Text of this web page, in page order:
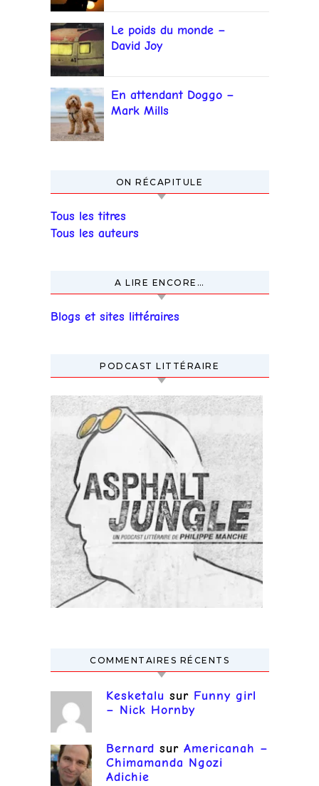
Le poids du monde –
David Joy
En attendant Doggo –
Mark Mills
ON RÉCAPITULE
Tous les titres
Tous les auteurs
A LIRE ENCORE…
Blogs et sites littéraires
PODCAST LITTÉRAIRE
COMMENTAIRES RÉCENTS
Kesketalu sur Funny girl
– Nick Hornby
Bernard sur Americanah –
Chimamanda Ngozi
Adichie